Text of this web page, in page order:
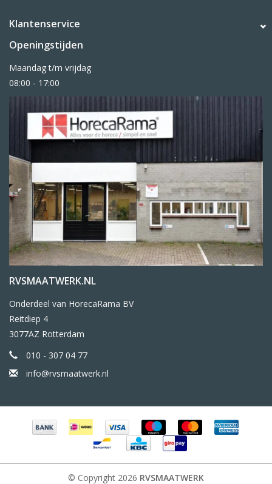
Klantenservice
Openingstijden
Maandag t/m vrijdag
08:00 - 17:00
RVSMAATWERK.NL
Onderdeel van HorecaRama BV
Reitdiep 4
3077AZ Rotterdam
010 - 307 04 77
info@rvsmaatwerk.nl
© Copyright 2026 RVSMAATWERK